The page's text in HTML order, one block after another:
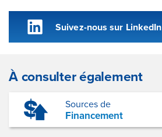
Suivez-nous sur LinkedIn
À consulter également
Sources de
Financement